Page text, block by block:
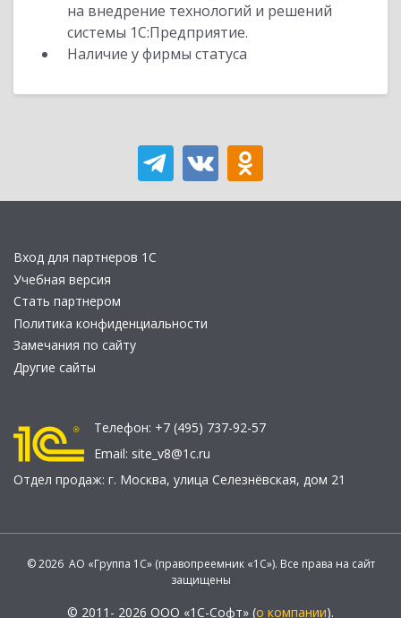
на внедрение технологий и решений
системы 1С:Предприятие.
Наличие у фирмы статуса
Вход для партнеров 1С
Учебная версия
Стать партнером
Политика конфиденциальности
Замечания по сайту
Другие сайты
Телефон: +7 (495) 737-92-57
Email: site_v8@1c.ru
Отдел продаж: г. Москва, улица Селезнёвская, дом 21
© 2026 АО «Группа 1С» (правопреемник «1С»). Все права на сайт
защищены
© 2011- 2026 ООО «1С-Софт» (о компании).